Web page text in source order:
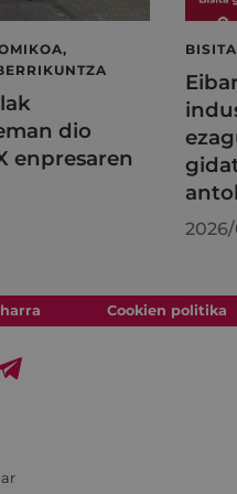
dio
enpresaren
Cookien politika